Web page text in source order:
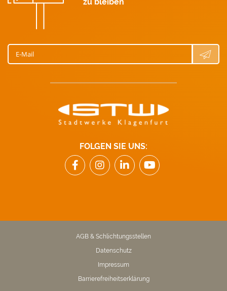
E-Mail
FOLGEN SIE UNS:
AGB & Schlichtungsstellen
Datenschutz
Impressum
Barrierefreiheitserklärung